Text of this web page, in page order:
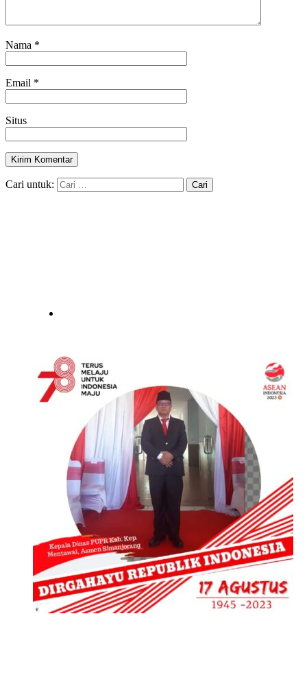
Nama *
Email *
Situs
Cari untuk: